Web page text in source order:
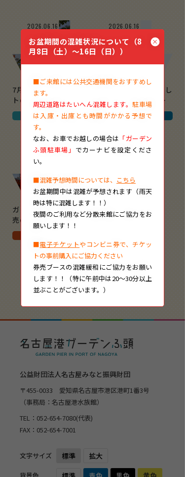
2026.06.16
7月のしおかぜコンサー
トのお知らせ
ポートハウス
2026.06.16
【募集は終了しまし
た】できた！がうれ
…
名古屋海洋博物館
2026.06.07
ガーデン事務室書籍販
売のご案内
公益財団法人名古屋みなと振興財団
〒455-0033 愛知県名古屋市港区港町1番3号
（事務局：名古屋港水族館）
TEL： 052-654-7080(代表)
FAX：052-654-7001
文字サイズ 標準 拡大
背景色
お盆期間の混雑状況について（8
月8日（土）～16日（日））
■ご来館には公共交通機関をおすすめし
ます。
周辺道路はたいへん混雑します。駐車場
は入庫・出庫とも時間がかかる予想で
す。
なお、 お車でお越しの場合は 「ガーデン
ふ頭駐車場」 でカーナビを設定くださ
い。
■混雑予想時間については、 こちら
お盆期間中は混雑が予想されます（雨天
時は特に混雑します！！）
夜間のご利用など分散来館にご協力をお
願いします！！
■電子チケットやコンビニ券で、チケッ
トの事前購入にご協力ください
券売ブースの混雑緩和にご協力をお願い
します！！（特に午前中は20～30分以上
並ぶことがございます。）